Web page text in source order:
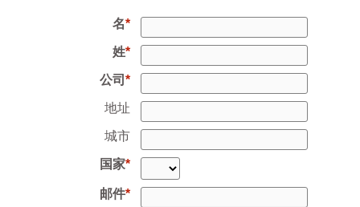
名
姓
公司
地址
城市
国家
邮件